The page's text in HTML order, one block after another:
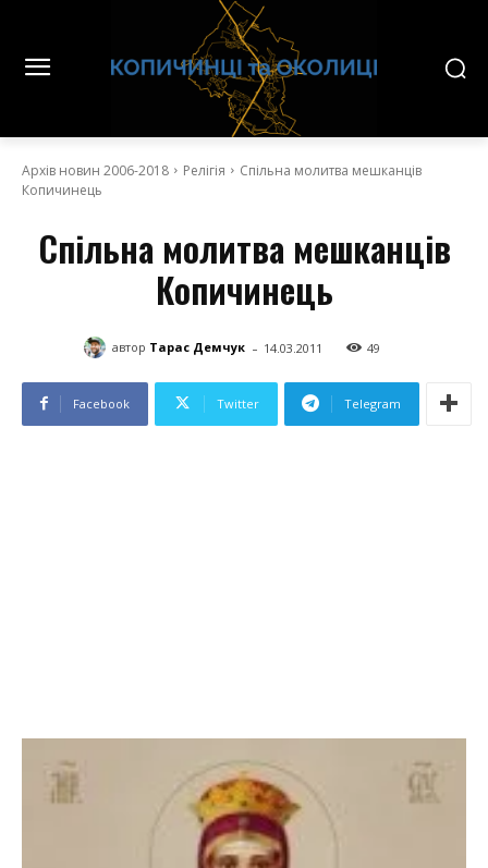
Архів новин 2006-2018 Релігія
Спільна молитва мешканців
Копичинець
Спільна молитва мешканців
Копичинець
автор Тарас Демчук - 14.03.2011 49
Facebook Twitter Telegram